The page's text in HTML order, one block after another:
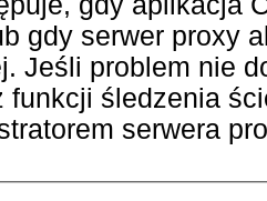
gdy serwer proxy
Jeśli problem nie
funkcji śledzenia
serwera